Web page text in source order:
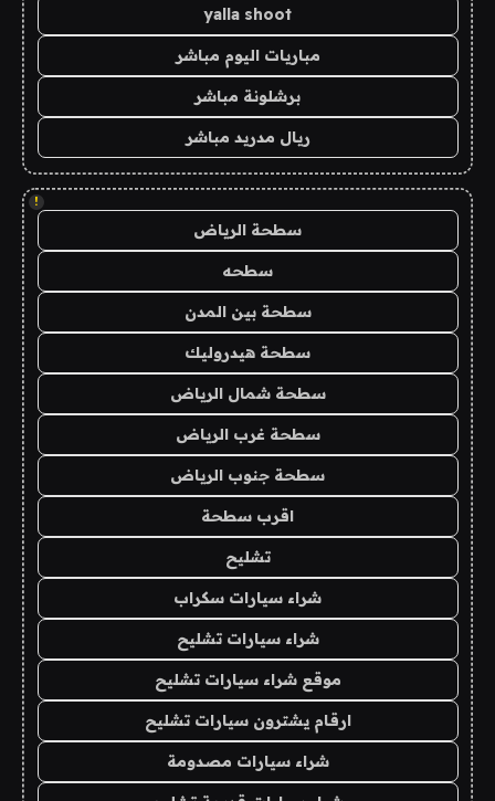
yalla shoot
مباريات اليوم مباشر
برشلونة مباشر
ريال مدريد مباشر
!
سطحة الرياض
سطحه
سطحة بين المدن
سطحة هيدروليك
سطحة شمال الرياض
سطحة غرب الرياض
سطحة جنوب الرياض
اقرب سطحة
تشليح
شراء سيارات سكراب
شراء سيارات تشليح
موقع شراء سيارات تشليح
ارقام يشترون سيارات تشليح
شراء سيارات مصدومة